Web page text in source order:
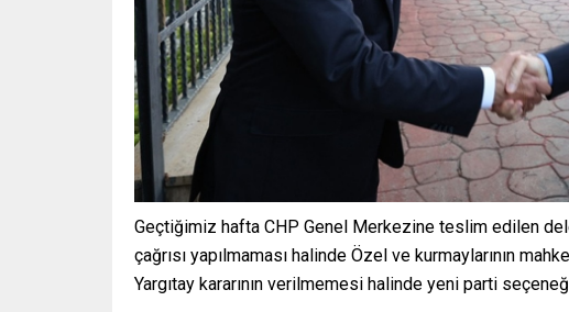
Geçtiğimiz hafta CHP Genel Merkezine teslim edilen
çağrısı yapılmaması halinde Özel ve kurmaylarının
Yargıtay kararının verilmemesi halinde yeni parti